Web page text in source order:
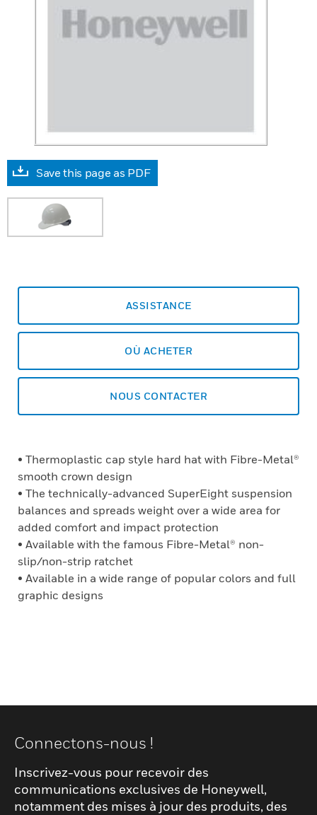
Save this page as PDF
ASSISTANCE
OÙ ACHETER
NOUS CONTACTER
• Thermoplastic cap style hard hat with Fibre-Metal®
smooth crown design
• The technically-advanced SuperEight suspension
balances and spreads weight over a wide area for
added comfort and impact protection
• Available with the famous Fibre-Metal® non-
slip/non-strip ratchet
• Available in a wide range of popular colors and full
graphic designs
Connectons-nous !
Inscrivez-vous pour recevoir des
communications exclusives de Honeywell,
notamment des mises à jour des produits, des